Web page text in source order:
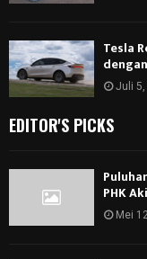
Tesla
Juli 5,
EDITOR'S PICKS
PHK
Mei